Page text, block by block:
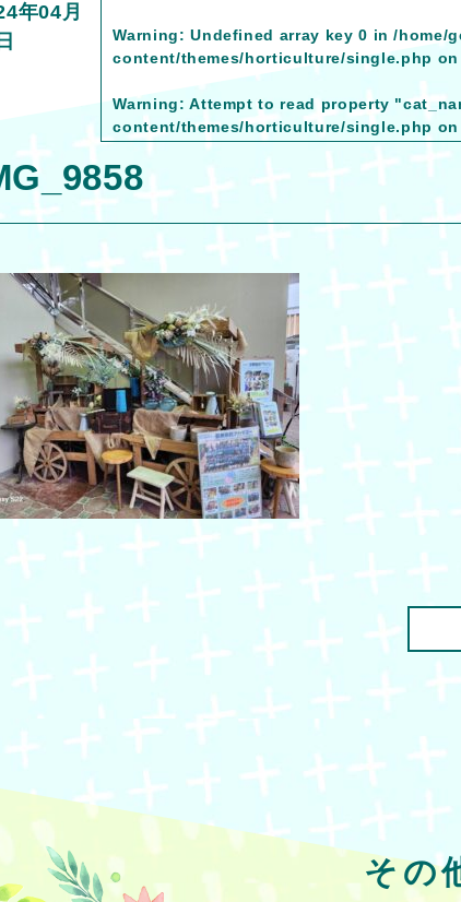
年04月
Warning: Undefined array key 0 in/home/
content/themes/horticulture/single.php
Warning: Attempt to read property
content/themes/horticulture/single.php
その